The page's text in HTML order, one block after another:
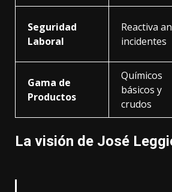
Seguridad
Laboral
Reactiva
incidentes
Gama de
Productos
Químicos
básicos y
crudos
La visión de José